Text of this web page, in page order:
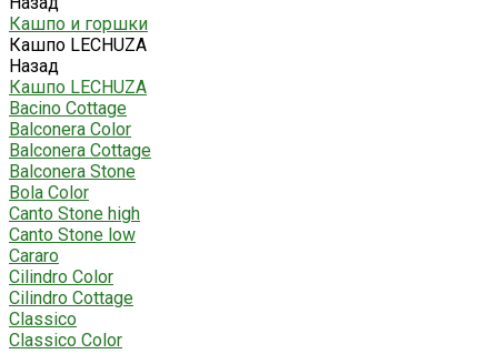
Кашпо и горшки
Кашпо LECHUZA
Назад
Кашпо LECHUZA
Bacino Cottage
Balconera Color
Balconera Cottage
Balconera Stone
Bola Color
Canto Stone high
Canto Stone low
Cararo
Cilindro Color
Cilindro Cottage
Classico
Classico Color